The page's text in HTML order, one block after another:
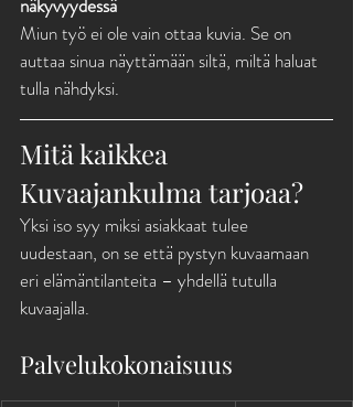
näkyvyydessä
Miun työ ei ole vain ottaa kuvia. Se on
auttaa sinua näyttämään siltä, miltä haluat
tulla nähdyksi.
Mitä kaikkea
Kuvaajankulma tarjoaa?
Yksi iso syy miksi asiakkaat tulee
uudestaan, on se että pystyn kuvaamaan
eri elämäntilanteita – yhdellä tutulla
kuvaajalla.
Palvelukokonaisuus